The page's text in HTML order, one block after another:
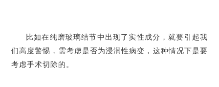
业
资
比如在纯磨玻璃结节中出现了实性成分，就要引起我
们高度警惕，需考虑是否为浸润性病变，这种情况下是要
考虑手术切除的。